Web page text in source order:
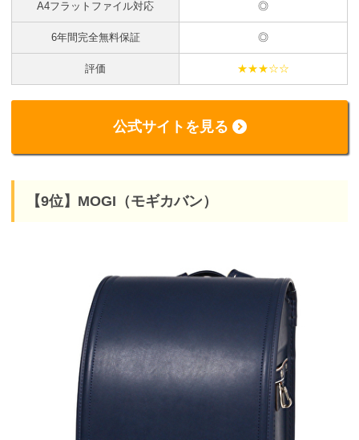
A4フラットファイル対応 ◎
6年間完全無料保証 ◎
評価 ★★★☆☆
公式サイトを見る
【9位】MOGI（モギカバン）